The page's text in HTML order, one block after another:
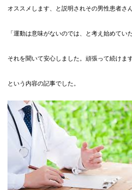
オススメします、と説明されその男性患者さ
「運動は意味がないのでは、と考え始めてい
それを聞いて安心しました。頑張って続けま
という内容の記事でした。